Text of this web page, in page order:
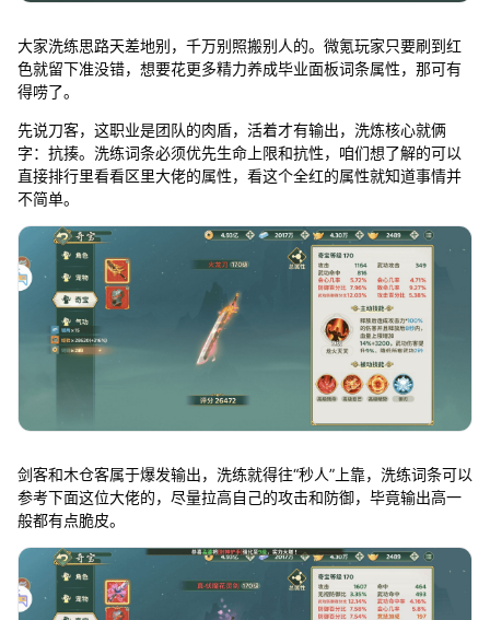
大家洗练思路天差地别，千万别照搬别人的。微氪玩家只要刷到红
色就留下准没错，想要花更多精力养成毕业面板词条属性，那可有
得唠了。
先说刀客，这职业是团队的肉盾，活着才有输出，洗炼核心就俩
字：抗揍。洗练词条必须优先生命上限和抗性，咱们想了解的可以
直接排行里看看区里大佬的属性，看这个全红的属性就知道事情并
不简单。
剑客和木仓客属于爆发输出，洗练就得往“秒人”上靠，洗练词条可以
参考下面这位大佬的，尽量拉高自己的攻击和防御，毕竟输出高一
般都有点脆皮。